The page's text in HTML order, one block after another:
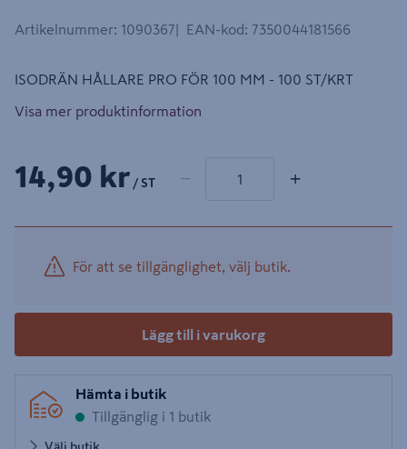
Artikelnummer: 1090367 EAN-kod: 7350044181566
ISODRÄN HÅLLARE PRO FÖR 100 MM - 100 ST/KRT
Visa mer produktinformation
14,90 kr / ST − +
För att se tillgänglighet, välj butik.
Lägg till i varukorg
Hämta i butik
Tillgänglig i 1 butik
Välj butik